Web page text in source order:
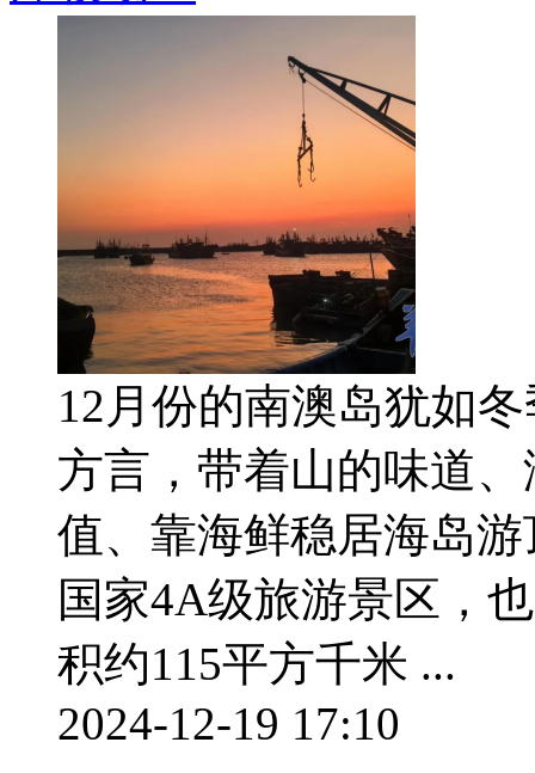
12月份的南澳岛犹如
方言，带着山的味道
值、靠海鲜稳居海岛
国家4A级旅游景区，
积约115平方千米 ...
2024-12-19 17:10